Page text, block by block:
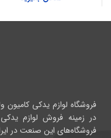
در زمینه فروش لوازم
فروشگاه‌های این صنعت در